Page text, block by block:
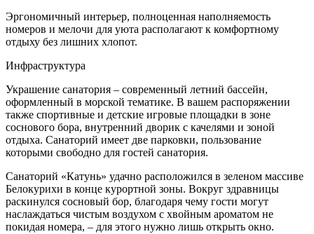
Эргономичный интерьер, полноценная наполняемость
номеров и мелочи для уюта располагают к комфортному
отдыху без лишних хлопот.
Инфраструктура
Украшение санатория – современный летний бассейн,
оформленный в морской тематике. В вашем распоряжении
также спортивные и детские игровые площадки в зоне
соснового бора, внутренний дворик с качелями и зоной
отдыха. Санаторий имеет две парковки, пользование
которыми свободно для гостей санатория.
Санаторий «Катунь» удачно расположился в зеленом массиве
Белокурихи в конце курортной зоны. Вокруг здравницы
раскинулся сосновый бор, благодаря чему гости могут
наслаждаться чистым воздухом с хвойным ароматом не
покидая номера, – для этого нужно лишь открыть окно.